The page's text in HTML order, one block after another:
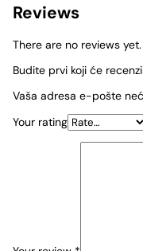
Reviews
There are no reviews yet.
Budite prvi koji će
Vaša adresa e-pošte
Your rating